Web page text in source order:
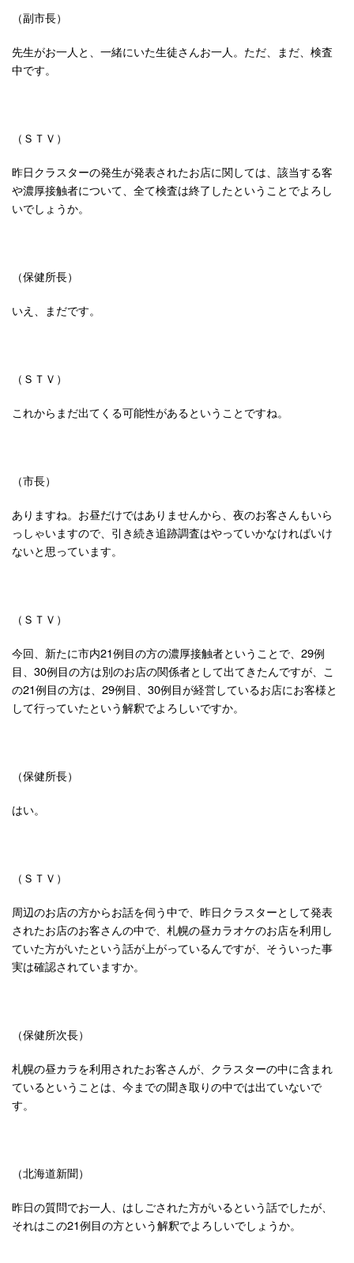
（副市長）
先生がお一人と、一緒にいた生徒さんお一人。ただ、まだ、検査
中です。
（ＳＴＶ）
昨日クラスターの発生が発表されたお店に関しては、該当する客
や濃厚接触者について、全て検査は終了したということでよろし
いでしょうか。
（保健所長）
いえ、まだです。
（ＳＴＶ）
これからまだ出てくる可能性があるということですね。
（市長）
ありますね。お昼だけではありませんから、夜のお客さんもいら
っしゃいますので、引き続き追跡調査はやっていかなければいけ
ないと思っています。
（ＳＴＶ）
今回、新たに市内21例目の方の濃厚接触者ということで、29例
目、30例目の方は別のお店の関係者として出てきたんですが、こ
の21例目の方は、29例目、30例目が経営しているお店にお客様と
して行っていたという解釈でよろしいですか。
（保健所長）
はい。
（ＳＴＶ）
周辺のお店の方からお話を伺う中で、昨日クラスターとして発表
されたお店のお客さんの中で、札幌の昼カラオケのお店を利用し
ていた方がいたという話が上がっているんですが、そういった事
実は確認されていますか。
（保健所次長）
札幌の昼カラを利用されたお客さんが、クラスターの中に含まれ
ているということは、今までの聞き取りの中では出ていないで
す。
（北海道新聞）
昨日の質問でお一人、はしごされた方がいるという話でしたが、
それはこの21例目の方という解釈でよろしいでしょうか。